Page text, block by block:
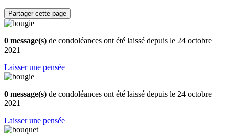
Partager cette page
0 message(s) de condoléances ont été laissé depuis le 24 octobre
2021
Laisser une pensée
0 message(s) de condoléances ont été laissé depuis le 24 octobre
2021
Laisser une pensée